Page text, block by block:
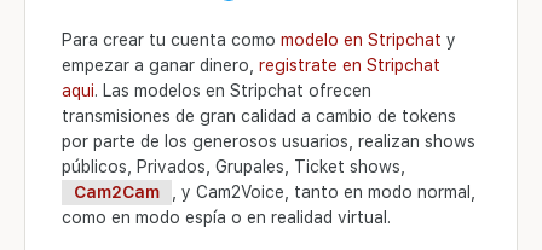
Para crear tu cuenta como modelo en Stripchat y
empezar a ganar dinero, registrate en Stripchat
aqui. Las modelos en Stripchat ofrecen
transmisiones de gran calidad a cambio de tokens
por parte de los generosos usuarios, realizan shows
públicos, Privados, Grupales, Ticket shows,
Cam2Cam
, y Cam2Voice, tanto en modo normal,
como en modo espía o en realidad virtual.